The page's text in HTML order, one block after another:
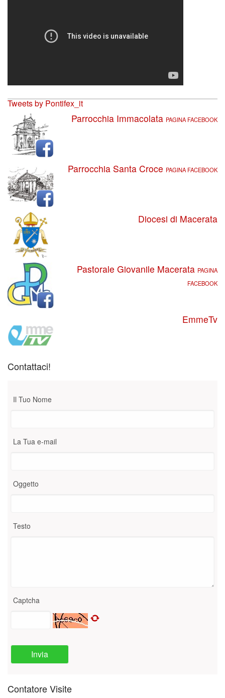
Tweets by Pontifex_it
Parrocchia Immacolata PAGINA FACEBOOK
Parrocchia Santa Croce PAGINA FACEBOOK
Diocesi di Macerata
Pastorale Giovanile Macerata PAGINA
FACEBOOK
EmmeTv
Contattaci!
Il Tuo Nome
La Tua e-mail
Oggetto
Testo
Captcha
Invia
Contatore Visite